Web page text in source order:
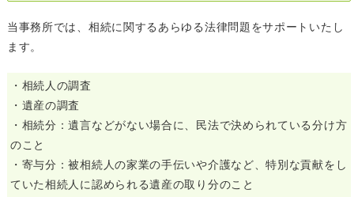
当事務所では、相続に関するあらゆる法律問題をサポートいたし
ます。
・相続人の調査
・遺産の調査
・相続分：遺言などがない場合に、民法で決められている分け方
のこと
・寄与分：被相続人の家業の手伝いや介護など、特別な貢献をし
ていた相続人に認められる遺産の取り分のこと